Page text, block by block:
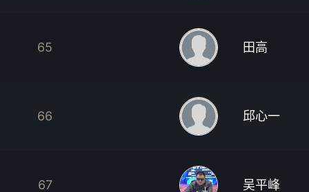
65 田高
66 邱心一
67 吴平峰